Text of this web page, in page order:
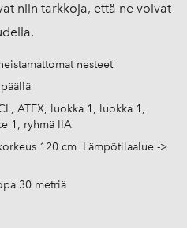
niin tarkkoja, että ne voivat
nesteet
ATEX, luokka 1, luokka 1,
1, ryhmä IIA
120 cm Lämpötilaalue ->
30 metriä